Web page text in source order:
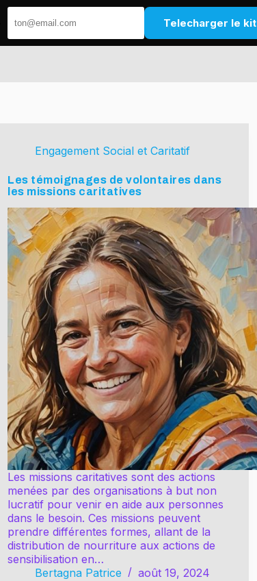
Engagement Social et Caritatif
Les témoignages de volontaires dans
les missions caritatives
Les missions caritatives sont des actions
menées par des organisations à but non
lucratif pour venir en aide aux personnes
dans le besoin. Ces missions peuvent
prendre différentes formes, allant de la
distribution de nourriture aux actions de
sensibilisation en…
Bertagna Patrice
août 19, 2024
Telecharger le kit